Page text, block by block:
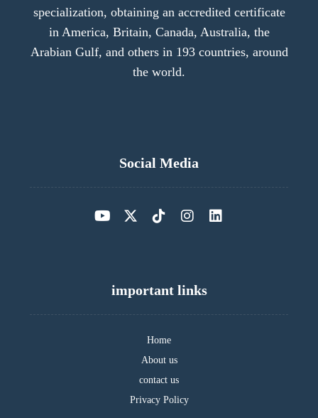
specialization, obtaining an accredited certificate
in America, Britain, Canada, Australia, the
Arabian Gulf, and others in 193 countries, around
the world.
Social Media
important links
Home
About us
contact us
Privacy Policy